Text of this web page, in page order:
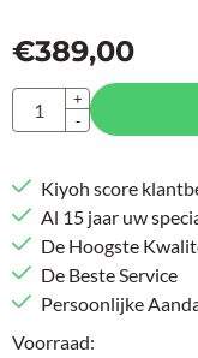
€389,00
Aantal
+
-
Kiyoh score
Al 15 jaar uw
De Hoogste
De Beste Service
Persoonlijke
Voorraad: